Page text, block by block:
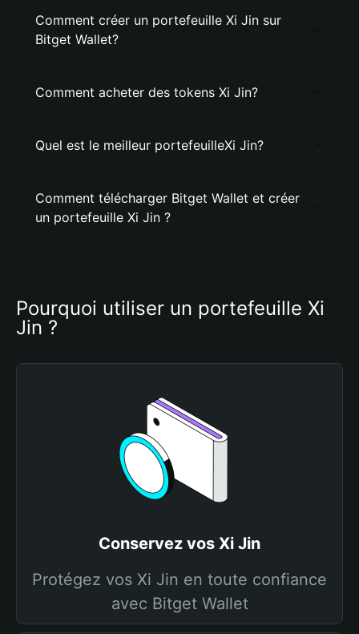
Comment créer un portefeuille Xi Jin sur
Bitget Wallet?
Comment acheter des tokens Xi Jin?
Quel est le meilleur portefeuilleXi Jin?
Comment télécharger Bitget Wallet et créer
un portefeuille Xi Jin ?
Pourquoi utiliser un portefeuille Xi
Jin ?
Conservez vos Xi Jin
Protégez vos Xi Jin en toute confiance
avec Bitget Wallet